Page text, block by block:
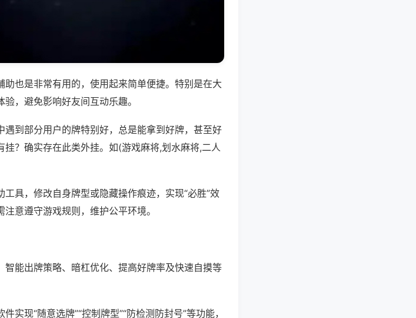
也是非常有用的，使用起来简单便捷。特别是在大
，避免影响好友间互动乐趣。
到部分用户的牌特别好，总是能拿到好牌，甚至好
？确实存在此类外挂。如(游戏麻将,划水麻将,二人
具，修改自身牌型或隐藏操作痕迹，实现“必胜”效
意遵守游戏规则，维护公平环境。
能出牌策略、暗杠优化、提高好牌率及快速自摸等
实现“随意选牌”“控制牌型”“防检测防封号”等功能，